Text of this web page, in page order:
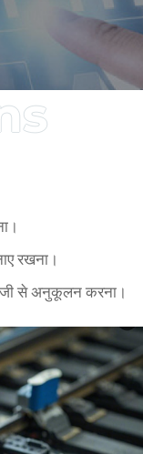
रखना।
से अनुकूलन करना।